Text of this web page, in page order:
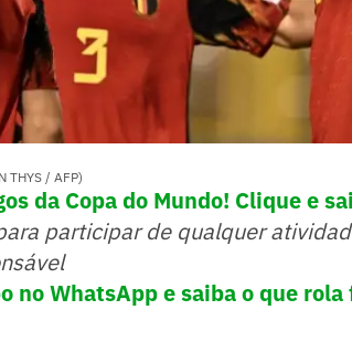
THYS / AFP)
da Copa do Mundo! Clique e
participar de qualquer
no WhatsApp e saiba o que rola